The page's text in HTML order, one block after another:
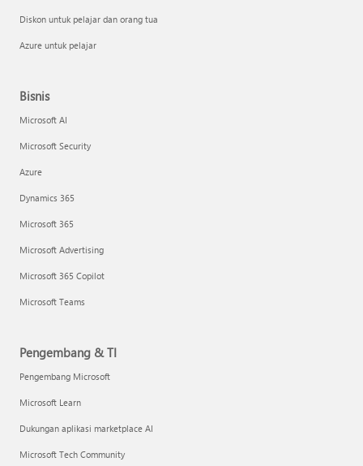
Diskon untuk pelajar dan orang tua
Azure untuk pelajar
Bisnis
Microsoft AI
Microsoft Security
Azure
Dynamics 365
Microsoft 365
Microsoft Advertising
Microsoft 365 Copilot
Microsoft Teams
Pengembang & TI
Pengembang Microsoft
Microsoft Learn
Dukungan aplikasi marketplace AI
Microsoft Tech Community